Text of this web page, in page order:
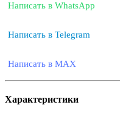
Написать в WhatsApp
Написать в Telegram
Написать в MAX
Характеристики